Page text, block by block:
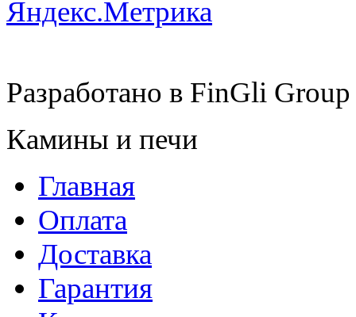
Разработано в FinGli Group
Камины и печи
Главная
Оплата
Доставка
Гарантия